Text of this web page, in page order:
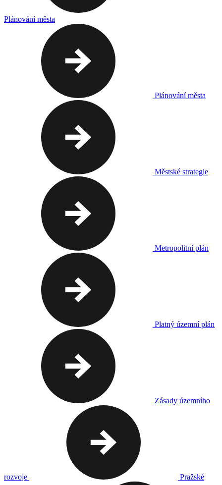
Plánování města
Plánování města
Městské strategie
Metropolitní plán
Platný územní plán
Zásady územního
rozvoje Pražské